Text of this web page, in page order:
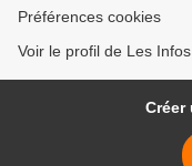
Préférences cookies
Voir le profil de Les
Créer